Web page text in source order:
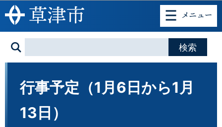
このページの本文へ移動
行事予定（1月6日から1月
13日）